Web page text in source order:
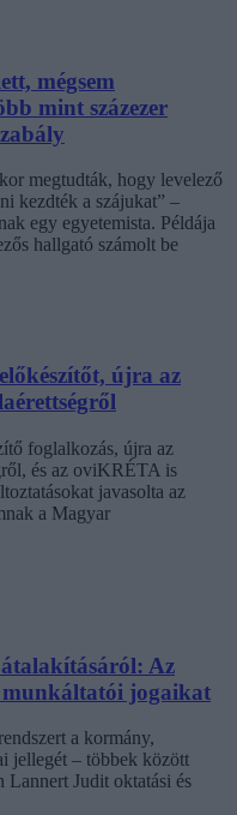
mégsem
mint százezer
megtudták, hogy levelező
kezdték a szájukat” –
egy egyetemista. Példája
hallgató számolt be
újra az
foglalkozás, újra az
és az oviKRÉTA is
javasolta az
a Magyar
Az
munkáltatói jogaikat
a kormány,
jellegét – többek között
Lannert Judit oktatási és